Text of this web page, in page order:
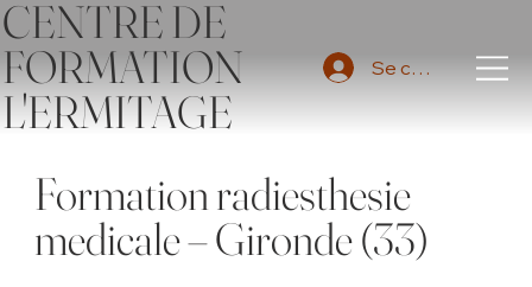
CENTRE DE
FORMATION
L'ERMITAGE
Se connecter
Formation radiesthesie
medicale – Gironde (33)